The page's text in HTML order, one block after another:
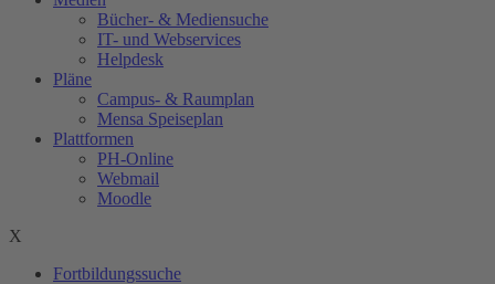
Bücher- & Mediensuche
IT- und Webservices
Helpdesk
Pläne
Campus- & Raumplan
Mensa Speiseplan
Plattformen
PH-Online
Webmail
Moodle
X
Fortbildungssuche